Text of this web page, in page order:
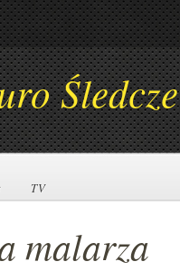
Śledcze
TV
TV
malarza